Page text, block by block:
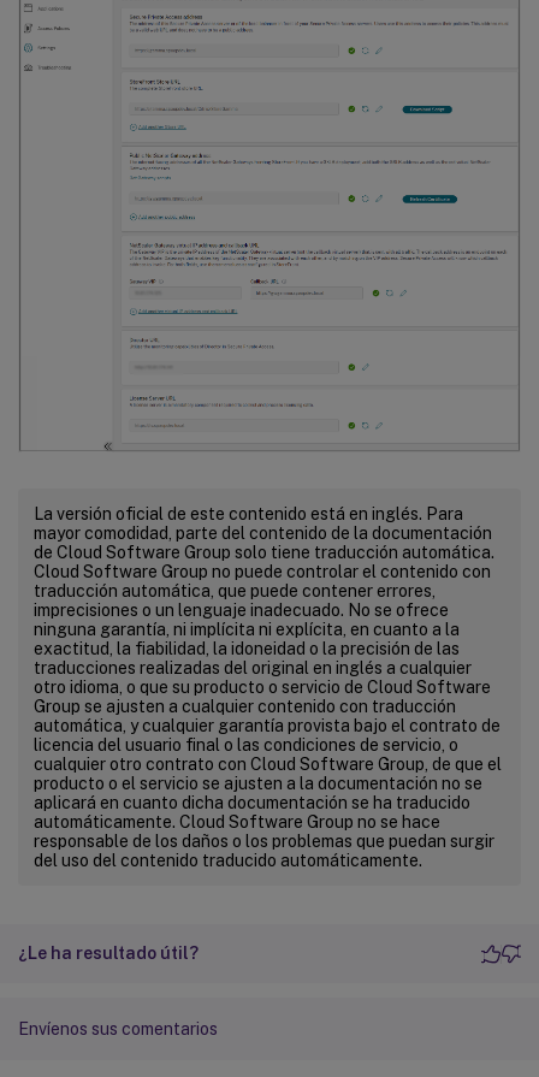
La versión oficial de este contenido está en inglés. Para
mayor comodidad, parte del contenido de la documentación
de Cloud Software Group solo tiene traducción automática.
Cloud Software Group no puede controlar el contenido con
traducción automática, que puede contener errores,
imprecisiones o un lenguaje inadecuado. No se ofrece
ninguna garantía, ni implícita ni explícita, en cuanto a la
exactitud, la fiabilidad, la idoneidad o la precisión de las
traducciones realizadas del original en inglés a cualquier
otro idioma, o que su producto o servicio de Cloud Software
Group se ajusten a cualquier contenido con traducción
automática, y cualquier garantía provista bajo el contrato de
licencia del usuario final o las condiciones de servicio, o
cualquier otro contrato con Cloud Software Group, de que el
producto o el servicio se ajusten a la documentación no se
aplicará en cuanto dicha documentación se ha traducido
automáticamente. Cloud Software Group no se hace
responsable de los daños o los problemas que puedan surgir
del uso del contenido traducido automáticamente.
¿Le ha resultado útil?
Envíenos sus comentarios